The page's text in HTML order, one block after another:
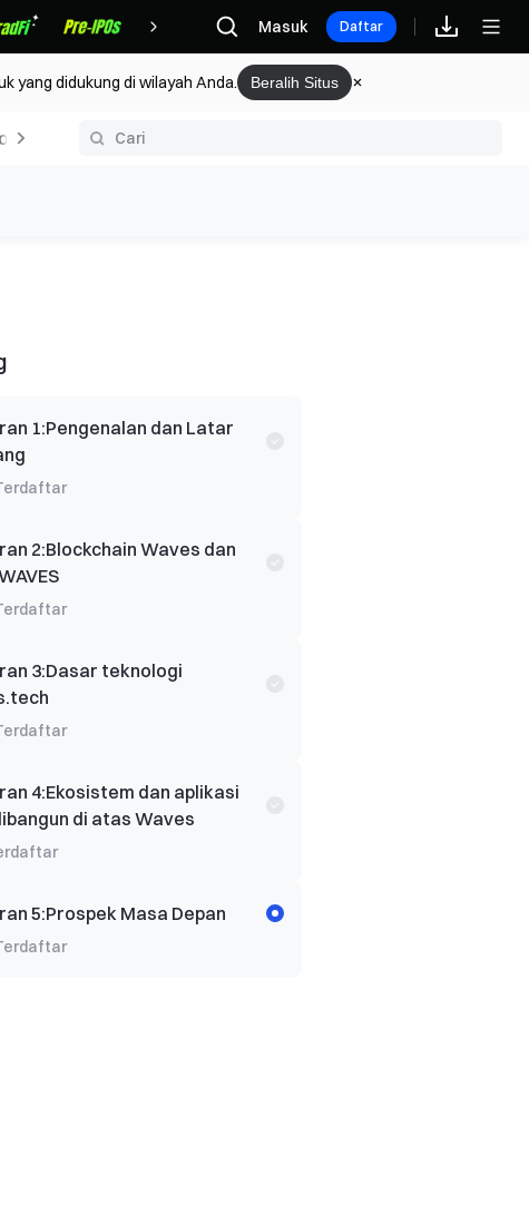
HadiahMasuk Daftar
yang didukung di wilayah Anda. Beralih Situs
1:Pengenalan dan Latar
2:Blockchain Waves dan
3:Dasar teknologi
4:Ekosistem dan aplikasi
di atas Waves
5:Prospek Masa Depan